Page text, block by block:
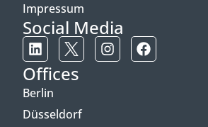
Impressum
Social Media
Offices
Berlin
Düsseldorf